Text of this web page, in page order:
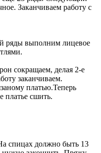
Заканчиваем работу с
ряды выполним лицевое
сокращаем, делая 2-е
заканчиваем.
платью.Теперь
платье сшить.
спицах должно быть 13